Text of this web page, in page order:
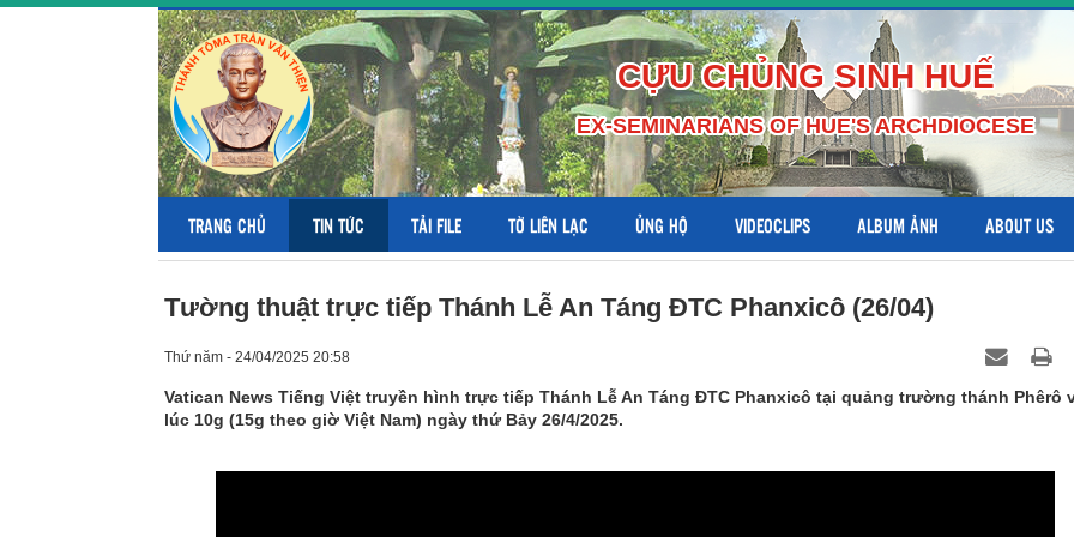
CỰU CHỦNG SINH HUẾ
EX-SEMINARIANS OF HUE'S ARCHDIOCESE
TRANG CHỦ TIN TỨC TẢI FILE TỜ LIÊN LẠC ỦNG HỘ VIDEOCLIPS ALBUM ẢNH ABOUT US
Tường thuật trực tiếp Thánh Lễ An Táng ĐTC Phanxicô (26/04)
Thứ năm - 24/04/2025 20:58
Vatican News Tiếng Việt truyền hình trực tiếp Thánh Lễ An Táng ĐTC Phanxicô tại quảng trường thánh Phêrô
lúc 10g (15g theo giờ Việt Nam) ngày thứ Bảy 26/4/2025.